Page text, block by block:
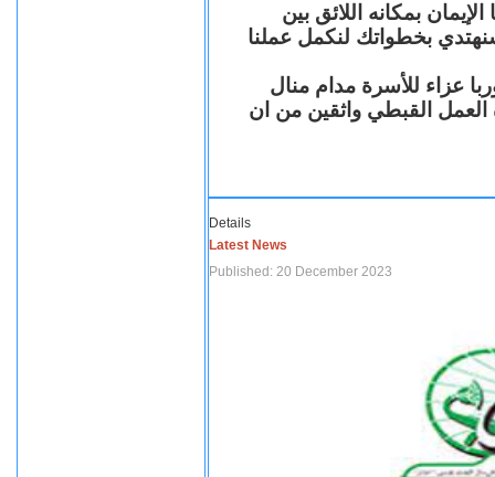
بمكانه اللائق بين
بخطواتك لنكمل عملنا
عزاء للأسرة مدام منال
العمل القبطي واثقين من ان
Details
Latest News
Published: 20 December 2023